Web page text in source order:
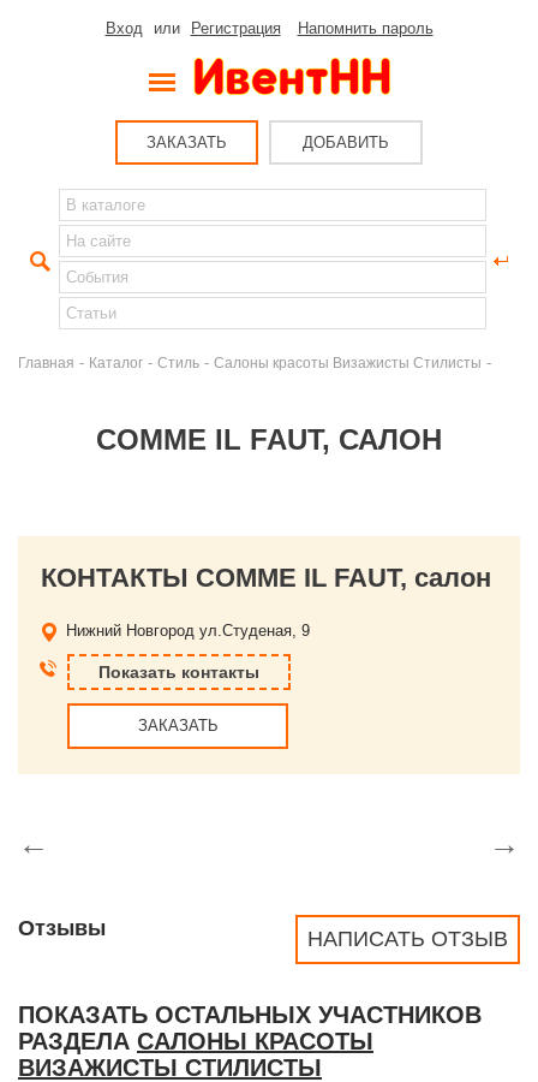
Вход или Регистрация Напомнить пароль
ЗАКАЗАТЬ ДОБАВИТЬ
Главная - Каталог - Стиль - Салоны красоты Визажисты Стилисты -
COMME IL FAUT, САЛОН
КОНТАКТЫ COMME IL FAUT, салон
Нижний Новгород ул.Студеная, 9
Показать контакты
ЗАКАЗАТЬ
← →
НАПИСАТЬ ОТЗЫВ
Отзывы
ПОКАЗАТЬ ОСТАЛЬНЫХ УЧАСТНИКОВ
РАЗДЕЛА САЛОНЫ КРАСОТЫ
ВИЗАЖИСТЫ СТИЛИСТЫ